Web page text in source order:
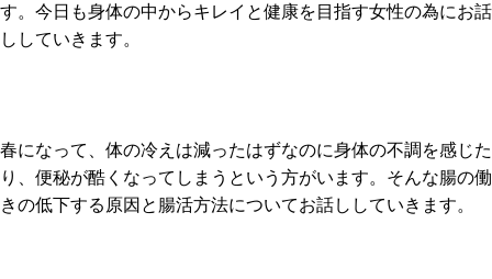
す。今日も身体の中からキレイと健康を目指す女性の為にお話
ししていきます。
春になって、体の冷えは減ったはずなのに身体の不調を感じた
り、便秘が酷くなってしまうという方がいます。そんな腸の働
きの低下する原因と腸活方法についてお話ししていきます。